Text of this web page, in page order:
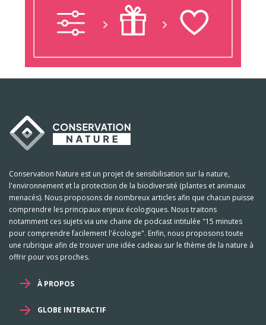
Conservation Nature est un projet de sensibilisation sur la nature,
l'environnement et la protection de la biodiversité (plantes et animaux
menacés). Nous proposons de nombreux articles afin que chacun puisse
comprendre les principaux enjeux écologiques. Nous traitons
notamment ces sujets via une chaine de podcast intitulée "15 minutes
pour comprendre facilement l'écologie". Enfin, nous proposons toute
une rubrique afin de trouver une idée cadeau sur le thème de la nature à
offrir pour vos proches.
À PROPOS
GLOBE INTERACTIF